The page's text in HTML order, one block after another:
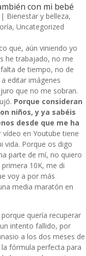
con mi bebé
| Bienestar y belleza,
, Uncategorized
que, aún viniendo yo
he trabajado, no me
de tiempo, no de
editar imágenes
que no me sobran.
Porque consideran
niños, y ya sabéis
desde que me ha
en Youtube tiene
vida. Porque os digo
parte de mí, no quiero
10K, me di
voy a por más
media maratón en
quería recuperar
intento fallido, por
a los dos meses de
fórmula perfecta para